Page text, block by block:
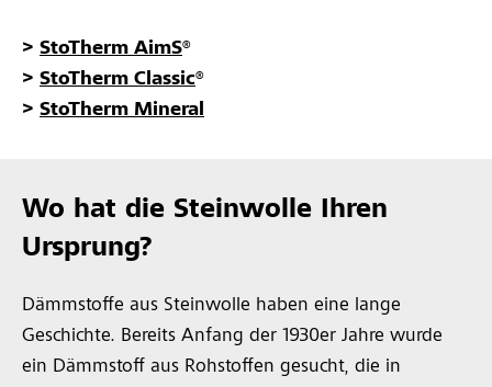
> StoTherm AimS®
> StoTherm Classic®
> StoTherm Mineral
Wo hat die Steinwolle Ihren
Ursprung?
Dämmstoffe aus Steinwolle haben eine lange
Geschichte. Bereits Anfang der 1930er Jahre wurde
ein Dämmstoff aus Rohstoffen gesucht, die in